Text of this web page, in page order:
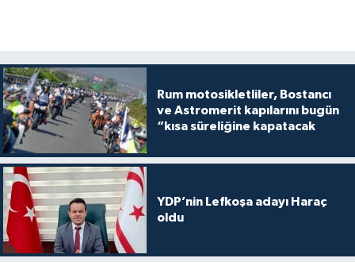
Rum motosikletliler, Bostancı
ve Astromerit kapılarını bugün
“kısa süreliğine kapatacak
YDP’nin Lefkoşa adayı Haraç
oldu